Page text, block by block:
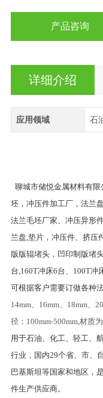
产品咨询
详细介绍
应用领域 石
聊城市储悦金属材料有
坯，冲压件加工厂，法兰
法兰毛坯厂家、冲压异形
兰盘,垫片，冲压件、挤压
版版辊堵头，凹印制版堵
台,160T冲床6台、100T冲
可根据客户需要订做各种
14mm、16mm、18mm、
径：100mm-500mm,材质
用于石油、化工、轻工、
行业，国内29个省、市、
巴基斯坦等国家和地区，
件生产供应商。